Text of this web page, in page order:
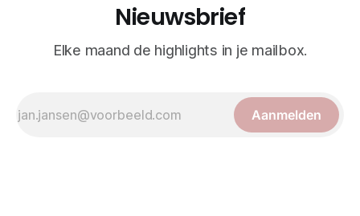
Nieuwsbrief
Elke maand de highlights in je mailbox.
Aanmelden